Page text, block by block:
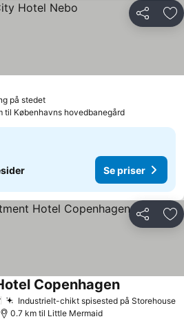
Del
på stedetSe priser
til Københavns hovedbanegård
Se priser
Del
Industrielt-chikt spisested på Storehouse
CopenhagenSe priser
0.7 km til Little Mermaid